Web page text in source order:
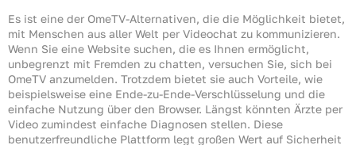
Es ist eine der OmeTV-Alternativen, die die Möglichkeit bietet,
mit Menschen aus aller Welt per Videochat zu kommunizieren.
Wenn Sie eine Website suchen, die es Ihnen ermöglicht,
unbegrenzt mit Fremden zu chatten, versuchen Sie, sich bei
OmeTV anzumelden. Trotzdem bietet sie auch Vorteile, wie
beispielsweise eine Ende-zu-Ende-Verschlüsselung und die
einfache Nutzung über den Browser. Längst könnten Ärzte per
Video zumindest einfache Diagnosen stellen. Diese
benutzerfreundliche Plattform legt großen Wert auf Sicherheit